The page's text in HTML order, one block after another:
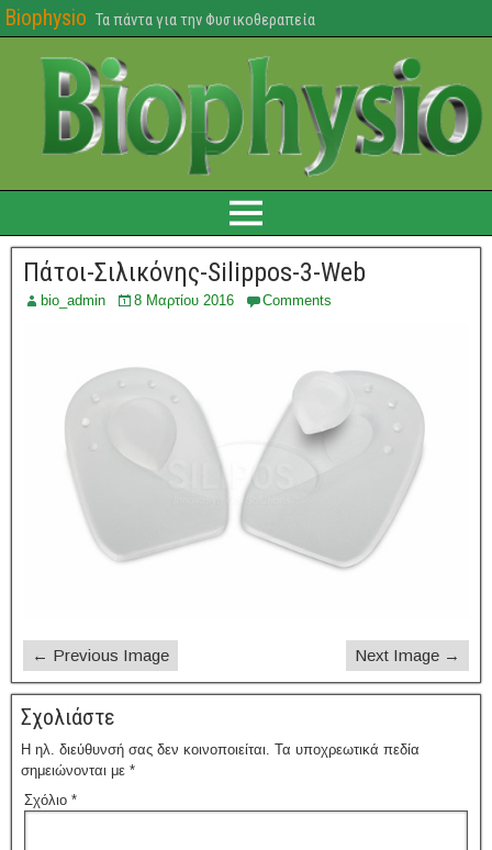
Biophysio Τα πάντα για την Φυσικοθεραπεία
Πάτοι-Σιλικόνης-Silippos-3-Web
bio_admin 8 Μαρτίου 2016 Comments
← Previous Image Next Image →
Σχολιάστε
Η ηλ. διεύθυνσή σας δεν κοινοποιείται. Τα υποχρεωτικά πεδία
σημειώνονται με *
Σχόλιο *